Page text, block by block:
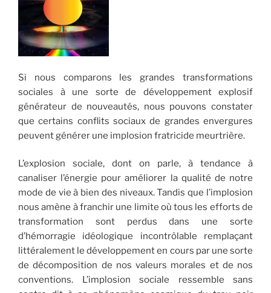
Si nous comparons les grandes transformations
sociales à une sorte de développement explosif
générateur de nouveautés, nous pouvons constater
que certains conflits sociaux de grandes envergures
peuvent générer une implosion fratricide meurtrière.
L’explosion sociale, dont on parle, à tendance à
canaliser l’énergie pour améliorer la qualité de notre
mode de vie à bien des niveaux. Tandis que l’implosion
nous amène à franchir une limite où tous les efforts de
transformation sont perdus dans une sorte
d’hémorragie idéologique incontrôlable remplaçant
littéralement le développement en cours par une sorte
de décomposition de nos valeurs morales et de nos
conventions. L’implosion sociale ressemble sans